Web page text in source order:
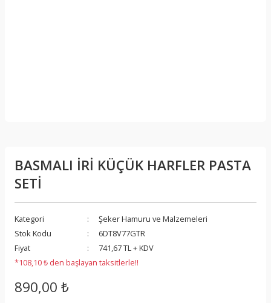
BASMALI İRİ KÜÇÜK HARFLER PASTA
SETİ
Kategori
Şeker Hamuru ve Malzemeleri
Stok Kodu
6DT8V77GTR
Fiyat
741,67 TL + KDV
*108,10 ₺ den başlayan taksitlerle!!
890,00 ₺